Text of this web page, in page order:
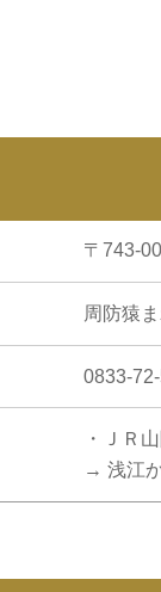
〒743-
周防猿
0833-
・ＪＲ
→ 浅江